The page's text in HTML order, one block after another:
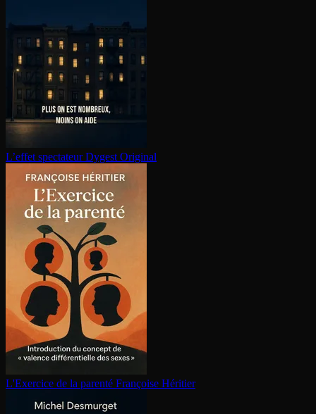
L’effet spectateur Dygest Original
L'Exercice de la parenté Françoise Héritier